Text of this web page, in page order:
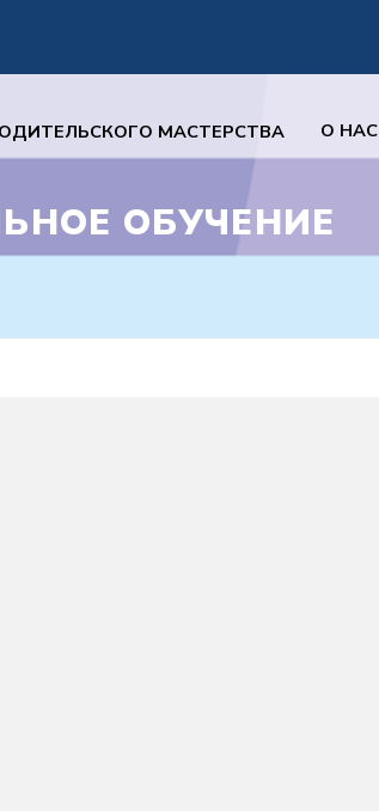
ОБУЧЕНИЕ
МАСТЕРСТВА О НАС